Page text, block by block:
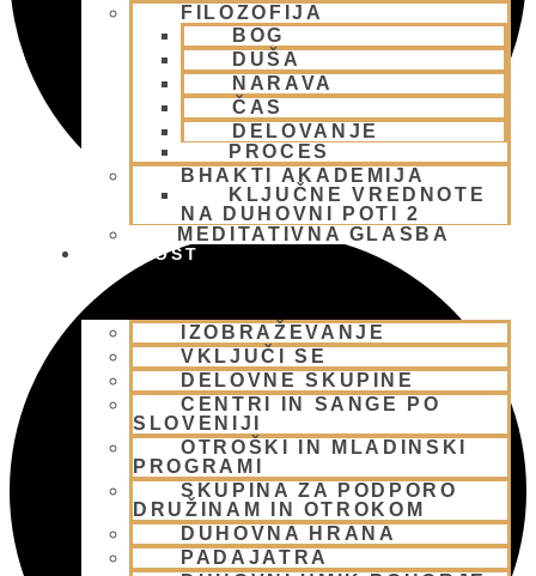
FILOZOFIJA
BOG
DUŠA
NARAVA
ČAS
DELOVANJE
PROCES
BHAKTI AKADEMIJA
KLJUČNE VREDNOTE
NA DUHOVNI POTI 2
MEDITATIVNA GLASBA
SKUPNOST
IZOBRAŽEVANJE
VKLJUČI SE
DELOVNE SKUPINE
CENTRI IN SANGE PO
SLOVENIJI
OTROŠKI IN MLADINSKI
PROGRAMI
SKUPINA ZA PODPORO
DRUŽINAM IN OTROKOM
DUHOVNA HRANA
PADAJATRA